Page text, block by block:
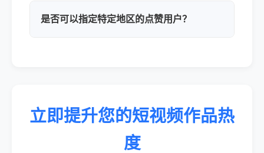
是否可以指定特定地区的点赞用户？
立即提升您的短视频作品热
度